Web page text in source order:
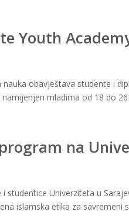
Youth
obavještava studente i
mladima od 18 do
na
studentice Univerziteta u
islamska etika za savremeni